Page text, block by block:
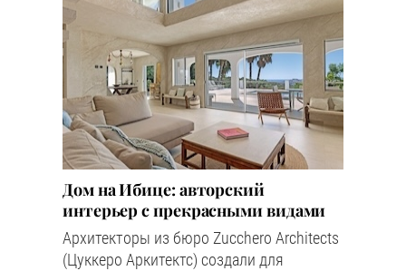
Дом на Ибице: авторский
интерьер с прекрасными видами
Архитекторы из бюро Zucchero Architects
(Цуккеро Аркитектс) создали для